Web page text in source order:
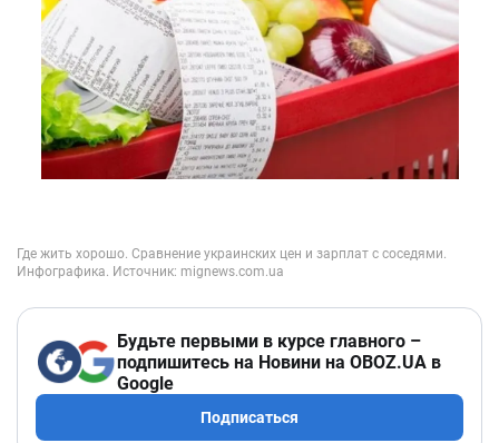
Будьте первыми в курсе главного –
подпишитесь на Новини на OBOZ.UA в
Google
Подписаться